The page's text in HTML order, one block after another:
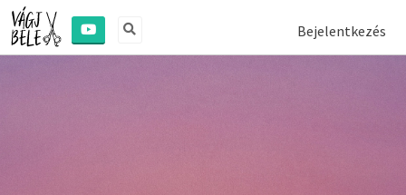
Bejelentkezés